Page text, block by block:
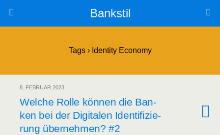
Bankstil
Tags › Identity Economy
8. FEBRUAR 2023
Wel­che Rol­le kön­nen die Ban­
ken bei der Digi­ta­len Iden­ti­fi­zie­
rung über­neh­men? #2